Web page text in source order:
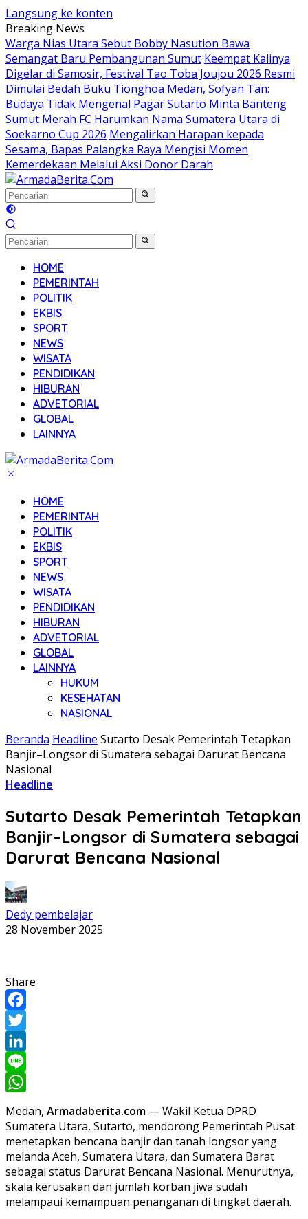
Langsung ke konten
Breaking News
Warga Nias Utara Sebut Bobby Nasution Bawa
Semangat Baru Pembangunan Sumut Keempat Kalinya
Digelar di Samosir, Festival Tao Toba Joujou 2026 Resmi
Dimulai Bedah Buku Tionghoa Medan, Sofyan Tan:
Budaya Tidak Mengenal PagarSutarto Minta Banteng
Sumut Merah FC Harumkan Nama Sumatera Utara di
Soekarno Cup 2026 Mengalirkan Harapan kepada
Sesama, Bapas Palangka Raya Mengisi Momen
Kemerdekaan Melalui Aksi Donor Darah
HOME
PEMERINTAH
POLITIK
EKBIS
SPORT
NEWS
WISATA
PENDIDIKAN
HIBURAN
ADVETORIAL
GLOBAL
LAINNYA
HOME
PEMERINTAH
POLITIK
EKBIS
SPORT
NEWS
WISATA
PENDIDIKAN
HIBURAN
ADVETORIAL
GLOBAL
LAINNYA
HUKUM
KESEHATAN
NASIONAL
Beranda Headline Sutarto Desak Pemerintah Tetapkan
Banjir–Longsor di Sumatera sebagai Darurat Bencana
Nasional
Headline
Sutarto Desak Pemerintah Tetapkan
Banjir–Longsor di Sumatera sebagai
Darurat Bencana Nasional
Dedy pembelajar
28 November 2025
Share
Facebook
Twitter
LinkedIn
Line
Medan, Armadaberita.com — Wakil Ketua DPRD
Sumatera Utara, Sutarto, mendorong Pemerintah Pusat
menetapkan bencana banjir dan tanah longsor yang
melanda Aceh, Sumatera Utara, dan Sumatera Barat
sebagai status Darurat Bencana Nasional. Menurutnya,
skala kerusakan dan jumlah korban jiwa sudah
melampaui kemampuan penanganan di tingkat daerah.